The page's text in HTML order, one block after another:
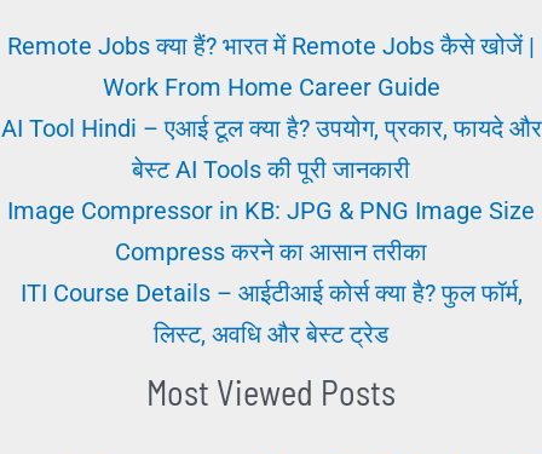
Remote Jobs क्या हैं? भारत में Remote Jobs कैसे खोजें |
Work From Home Career Guide
AI Tool Hindi – एआई टूल क्या है? उपयोग, प्रकार, फायदे और
बेस्ट AI Tools की पूरी जानकारी
Image Compressor in KB: JPG & PNG Image Size
Compress करने का आसान तरीका
ITI Course Details – आईटीआई कोर्स क्या है? फुल फॉर्म,
लिस्ट, अवधि और बेस्ट ट्रेड
Most Viewed Posts